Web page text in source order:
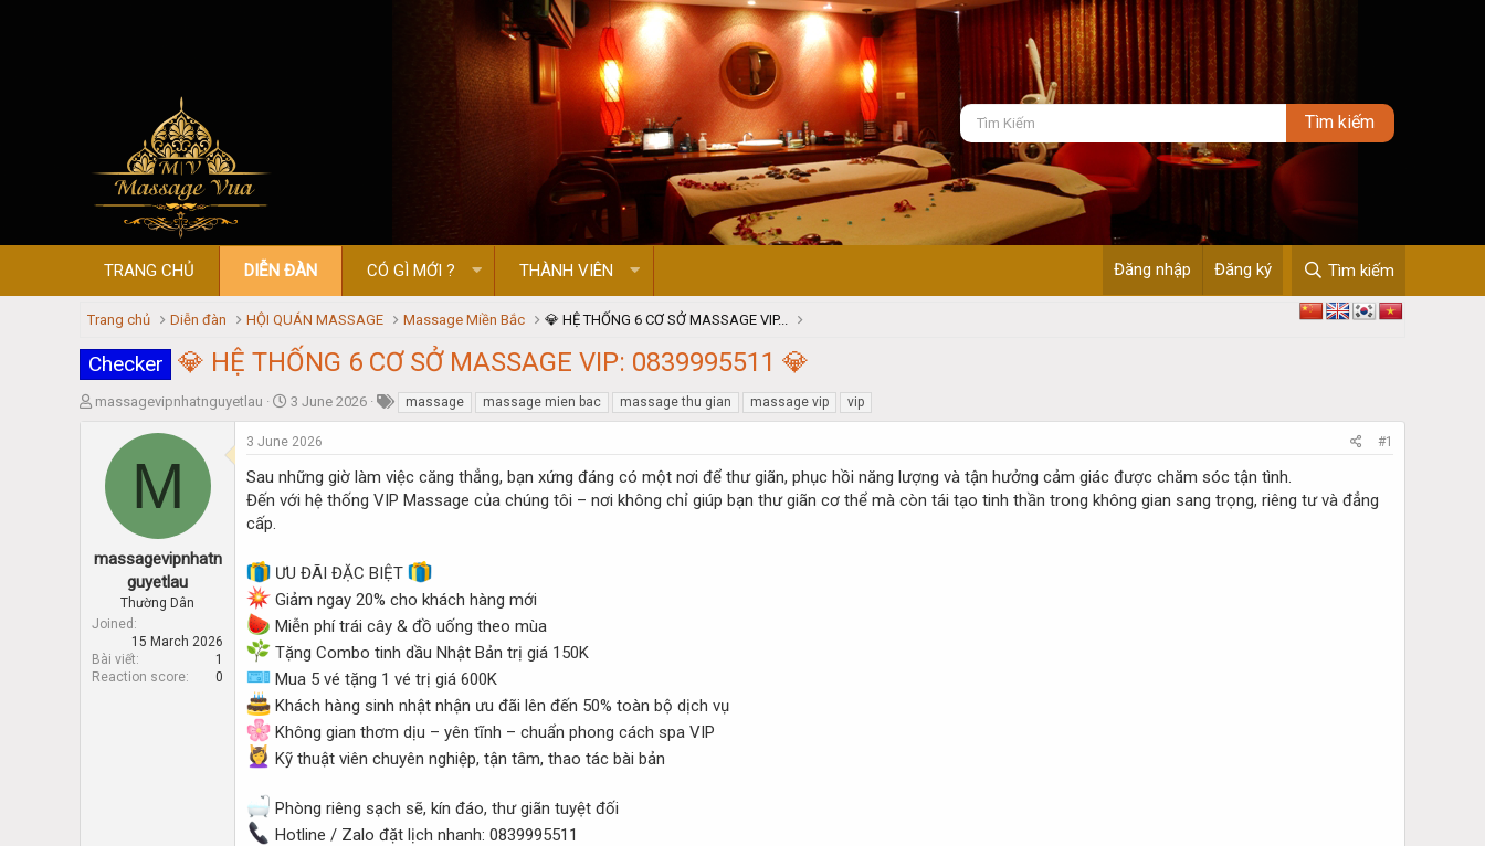
TRANG CHỦ DIỄN ĐÀN CÓ GÌ MỚI ? THÀNH VIÊN Đăng nhập Đăng ký Tìm kiếm
Trang chủ Diễn đàn HỘI QUÁN MASSAGE Massage Miền Bắc 💎 HỆ THỐNG 6 CƠ SỞ MASSAGE VIP...
Checker 💎 HỆ THỐNG 6 CƠ SỞ MASSAGE VIP: 0839995511 💎
T
a
e
massagevipnhatnguyetlau
S
t
a
t
d
3 June 2026 massage massage mien bac massage thu gian massage vip vip
M
massagevipnhatn
guyetlau
Thường Dân
Joined
15 March 2026
Bài viết
1
Reaction score
0
3 June 2026 #1
Sau những giờ làm việc căng thẳng, bạn xứng đáng có một nơi để thư giãn, phục hồi năng lượng và tận hưởng cảm giác được chăm sóc tận tình.
Đến với hệ thống VIP Massage của chúng tôi – nơi không chỉ giúp bạn thư giãn cơ thể mà còn tái tạo tinh thần trong không gian sang trọng, riêng tư và đẳng
cấp.
ƯU ĐÃI ĐẶC BIỆT
Giảm ngay 20% cho khách hàng mới
Miễn phí trái cây & đồ uống theo mùa
Tặng Combo tinh dầu Nhật Bản trị giá 150K
Mua 5 vé tặng 1 vé trị giá 600K
Khách hàng sinh nhật nhận ưu đãi lên đến 50% toàn bộ dịch vụ
Không gian thơm dịu – yên tĩnh – chuẩn phong cách spa VIP
Kỹ thuật viên chuyên nghiệp, tận tâm, thao tác bài bản
Phòng riêng sạch sẽ, kín đáo, thư giãn tuyệt đối
Hotline / Zalo đặt lịch nhanh: 0839995511